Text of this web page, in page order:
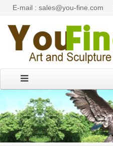
E-mail : sales@you-fine.com